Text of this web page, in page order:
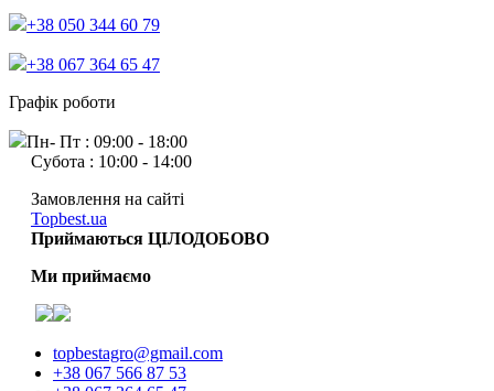
+38 050 344 60 79
+38 067 364 65 47
Графік роботи
Пн- Пт : 09:00 - 18:00
Субота : 10:00 - 14:00
Замовлення на сайті
Topbest.ua
Приймаються ЦІЛОДОБОВО
Ми приймаємо
topbestagro@gmail.com
+38 067 566 87 53